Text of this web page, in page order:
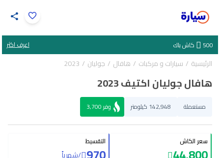
1
/
37 500 كاش باك اعرف اكثر
الرئيسية سيارات و مركبات هافال جوليان 2023
هافال جوليان اكتيف 2023
مستعملة 142,948 كيلومتر وفر3,700
سعر الكاش التقسيط
/شهرياً